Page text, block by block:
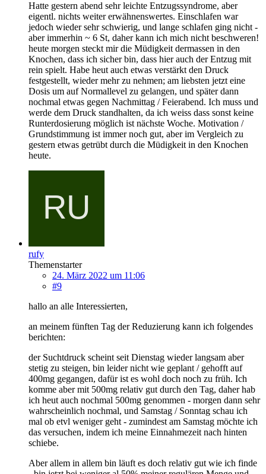
Hatte gestern abend sehr leichte Entzugssyndrome, aber
eigentl. nichts weiter erwähnenswertes. Einschlafen war
jedoch wieder sehr schwierig, und lange schlafen ging nicht -
aber immerhin ~ 6 St, daher kann ich mich nicht beschweren!
heute morgen steckt mir die Müdigkeit dermassen in den
Knochen, dass ich sicher bin, dass hier auch der Entzug mit
rein spielt. Habe heut auch etwas verstärkt den Druck
festgestellt, wieder mehr zu nehmen; am liebsten jetzt eine
Dosis um auf Normallevel zu gelangen, und später dann
nochmal etwas gegen Nachmittag / Feierabend. Ich muss und
werde dem Druck standhalten, da ich weiss dass sonst keine
Runterdosierung möglich ist nächste Woche. Motivation /
Grundstimmung ist immer noch gut, aber im Vergleich zu
gestern etwas getrübt durch die Müdigkeit in den Knochen
heute.
rufy
Themenstarter
24. März 2022 um 11:06
#9
hallo an alle Interessierten,
an meinem fünften Tag der Reduzierung kann ich folgendes
berichten:
der Suchtdruck scheint seit Dienstag wieder langsam aber
stetig zu steigen, bin leider nicht wie geplant / gehofft auf
400mg gegangen, dafür ist es wohl doch noch zu früh. Ich
komme aber mit 500mg relativ gut durch den Tag, daher hab
ich heut auch nochmal 500mg genommen - morgen dann sehr
wahrscheinlich nochmal, und Samstag / Sonntag schau ich
mal ob etvl weniger geht - zumindest am Samstag möchte ich
das versuchen, indem ich meine Einnahmezeit nach hinten
schiebe.
Aber allem in allem bin läuft es doch relativ gut wie ich finde